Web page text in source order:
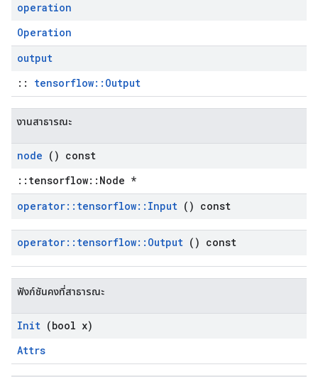
operation
Operation
output
:: tensorflow::Output
งานสาธารณะ
node () const
::tensorflow::Node *
operator:: tensorflow:: Input () const
operator:: tensorflow:: Output () const
ฟังก์ชันคงที่สาธารณะ
Init (bool x)
Attrs